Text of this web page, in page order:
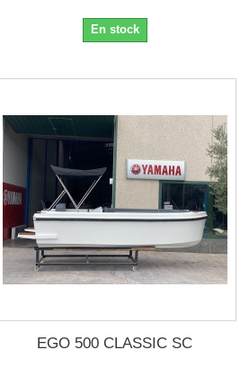
En stock
EGO 500 CLASSIC SC